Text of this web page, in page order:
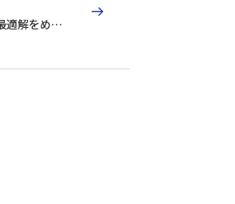
適解をめざ